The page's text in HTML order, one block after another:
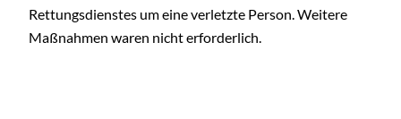
Rettungsdienstes um eine verletzte Person. Weitere
Maßnahmen waren nicht erforderlich.